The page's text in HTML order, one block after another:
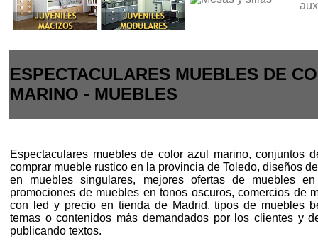
ESPECTACULARES MUEBLES DE
MARINO - MUEBLES
Espectaculares muebles de color azul marino, conjuntos
comprar mueble rustico en la provincia de Toledo, diseños
en muebles singulares, mejores ofertas de muebles
promociones de muebles en tonos oscuros, comercios de
con led y precio en tienda de Madrid, tipos de muebles
temas o contenidos más demandados por los clientes y
publicando textos.